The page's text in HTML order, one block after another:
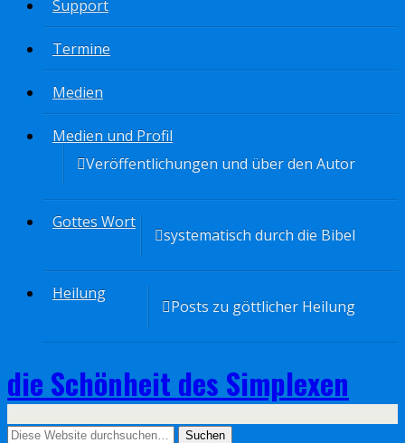
Support
Termine
Medien
Medien und Profil
Veröffentlichungen und über den Autor
Gottes Wort
systematisch durch die Bibel
Heilung
Posts zu göttlicher Heilung
die Schönheit des Simplexen